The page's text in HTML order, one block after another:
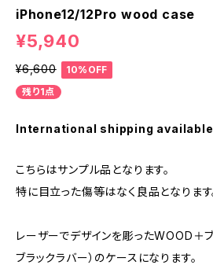
iPhone12/12Pro wood case
¥5,940
¥6,600
10%OFF
残り1点
International shipping available
こちらはサンプル品となります。
特に目立った傷等はなく良品となります
レーザーでデザインを彫ったWOOD＋
ブラックラバー）のケースになります。